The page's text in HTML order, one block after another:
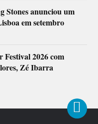
Stones anunciou um
em setembro
2026 com
Zé Ibarra